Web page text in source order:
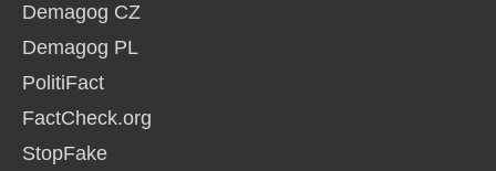
Demagog CZ
Demagog PL
PolitiFact
FactCheck.org
StopFake